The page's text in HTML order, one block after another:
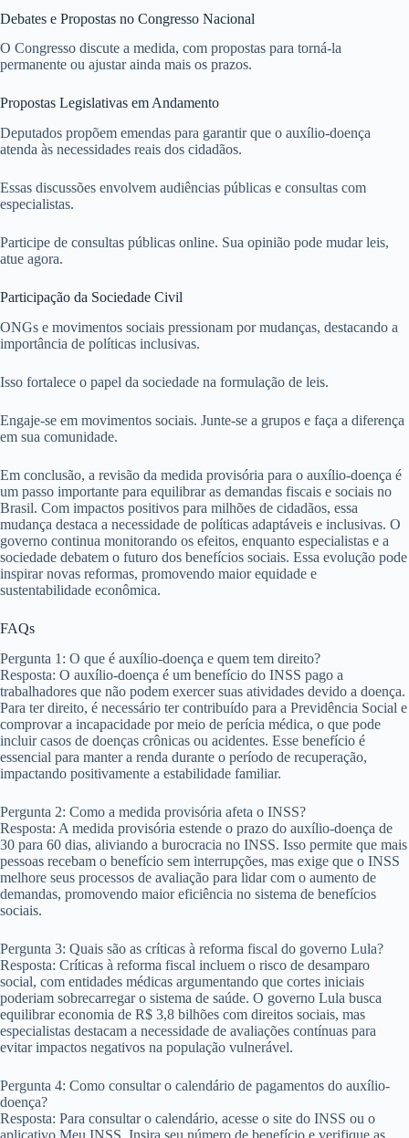
Debates e Propostas no Congresso Nacional
O Congresso discute a medida, com propostas para torná-la
permanente ou ajustar ainda mais os prazos.
Propostas Legislativas em Andamento
Deputados propõem emendas para garantir que o auxílio-doença
atenda às necessidades reais dos cidadãos.
Essas discussões envolvem audiências públicas e consultas com
especialistas.
Participe de consultas públicas online. Sua opinião pode mudar leis,
atue agora.
Participação da Sociedade Civil
ONGs e movimentos sociais pressionam por mudanças, destacando a
importância de políticas inclusivas.
Isso fortalece o papel da sociedade na formulação de leis.
Engaje-se em movimentos sociais. Junte-se a grupos e faça a diferença
em sua comunidade.
Em conclusão, a revisão da medida provisória para o auxílio-doença é
um passo importante para equilibrar as demandas fiscais e sociais no
Brasil. Com impactos positivos para milhões de cidadãos, essa
mudança destaca a necessidade de políticas adaptáveis e inclusivas. O
governo continua monitorando os efeitos, enquanto especialistas e a
sociedade debatem o futuro dos benefícios sociais. Essa evolução pode
inspirar novas reformas, promovendo maior equidade e
sustentabilidade econômica.
FAQs
Pergunta 1: O que é auxílio-doença e quem tem direito?
Resposta: O auxílio-doença é um benefício do INSS pago a
trabalhadores que não podem exercer suas atividades devido a doença.
Para ter direito, é necessário ter contribuído para a Previdência Social e
comprovar a incapacidade por meio de perícia médica, o que pode
incluir casos de doenças crônicas ou acidentes. Esse benefício é
essencial para manter a renda durante o período de recuperação,
impactando positivamente a estabilidade familiar.
Pergunta 2: Como a medida provisória afeta o INSS?
Resposta: A medida provisória estende o prazo do auxílio-doença de
30 para 60 dias, aliviando a burocracia no INSS. Isso permite que mais
pessoas recebam o benefício sem interrupções, mas exige que o INSS
melhore seus processos de avaliação para lidar com o aumento de
demandas, promovendo maior eficiência no sistema de benefícios
sociais.
Pergunta 3: Quais são as críticas à reforma fiscal do governo Lula?
Resposta: Críticas à reforma fiscal incluem o risco de desamparo
social, com entidades médicas argumentando que cortes iniciais
poderiam sobrecarregar o sistema de saúde. O governo Lula busca
equilibrar economia de R$ 3,8 bilhões com direitos sociais, mas
especialistas destacam a necessidade de avaliações contínuas para
evitar impactos negativos na população vulnerável.
Pergunta 4: Como consultar o calendário de pagamentos do auxílio-
doença?
Resposta: Para consultar o calendário, acesse o site do INSS ou o
aplicativo Meu INSS. Insira seu número de benefício e verifique as